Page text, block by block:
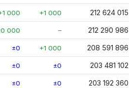
000 +1 000 212 624 015
000 – 212 290 986
±0 +1 000 208 591 896
±0 ±0 203 481 102
±0 ±0 203 192 360